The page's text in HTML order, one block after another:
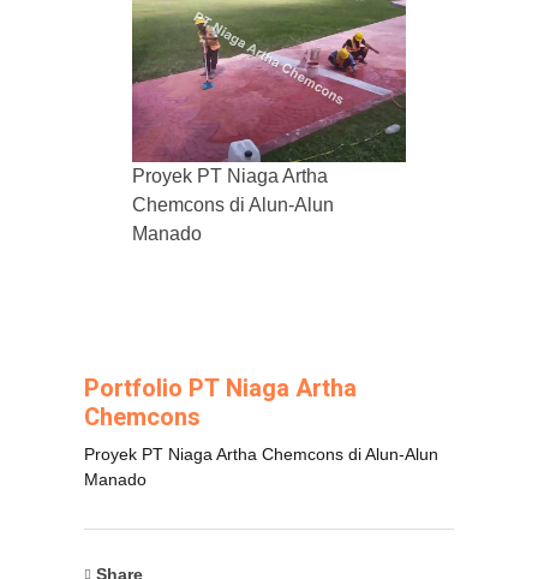
Proyek PT Niaga Artha
Chemcons di Alun-Alun
Manado
Portfolio PT Niaga Artha
Chemcons
Proyek PT Niaga Artha Chemcons di Alun-Alun
Manado
Share